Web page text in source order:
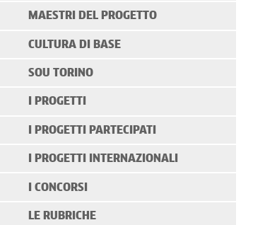
MAESTRI DEL PROGETTO
CULTURA DI BASE
SOU TORINO
I PROGETTI
I PROGETTI PARTECIPATI
I PROGETTI INTERNAZIONALI
I CONCORSI
LE RUBRICHE